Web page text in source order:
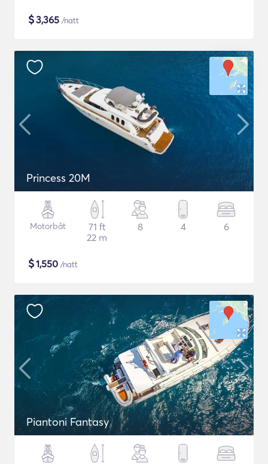
$3,365 /natt
Princess 20M
Motorbåt
71 ft
22 m
8 4 6
$1,550 /natt
Piantoni Fantasy